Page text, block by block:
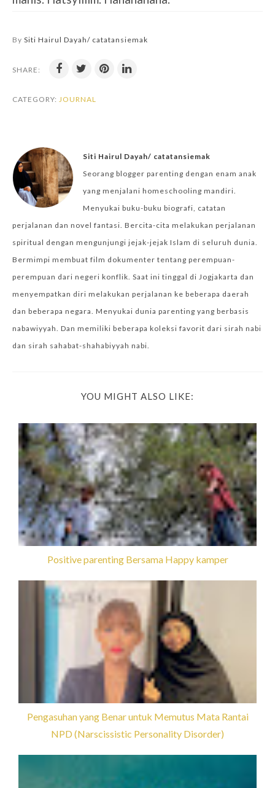
By Siti Hairul Dayah/ catatansiemak
SHARE:
CATEGORY: JOURNAL
Siti Hairul Dayah/ catatansiemak
Seorang blogger parenting dengan enam anak
yang menjalani homeschooling mandiri.
Menyukai buku-buku biografi, catatan
perjalanan dan novel fantasi. Bercita-cita melakukan perjalanan
spiritual dengan mengunjungi jejak-jejak Islam di seluruh dunia.
Bermimpi membuat film dokumenter tentang perempuan-
perempuan dari negeri konflik. Saat ini tinggal di Jogjakarta dan
menyempatkan diri melakukan perjalanan ke beberapa daerah
dan beberapa negara. Menyukai dunia parenting yang berbasis
nabawiyyah. Dan memiliki beberapa koleksi favorit dari sirah nabi
dan sirah sahabat-shahabiyyah nabi.
YOU MIGHT ALSO LIKE:
Positive parenting Bersama Happy kamper
Pengasuhan yang Benar untuk Memutus Mata Rantai
NPD (Narscissistic Personality Disorder)